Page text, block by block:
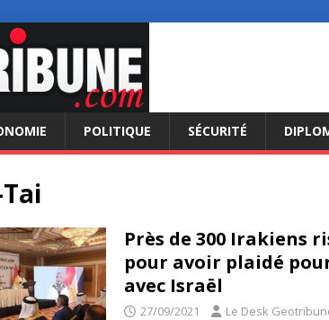
POLITIQUE SÉCURITÉ
Près de 300 Irakiens
pour avoir plaidé
avec Israël
27/09/2021 Le Desk